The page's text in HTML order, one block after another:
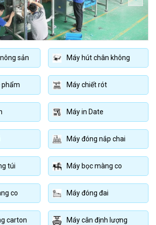
sản Máy hút chân không
phẩm Máy chiết rót
Máy in Date
Máy đóng nắp chai
túi Máy bọc màng co
co Máy đóng đai
carton Máy cân định lượng